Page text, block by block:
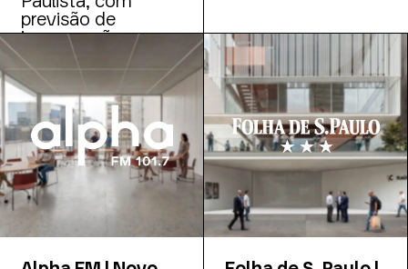
previsão de
inauguração para
2031. Instituição
apresentou projeto
do prédio que vai
construir perto do
Masp e revelou
detalhes como
previsão de
inauguração